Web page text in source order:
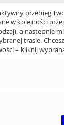
przebieg
w kolejności
a następnie
trasie.
– kliknij